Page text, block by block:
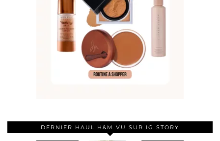
DERNIER HAUL H&M VU SUR IG STORY